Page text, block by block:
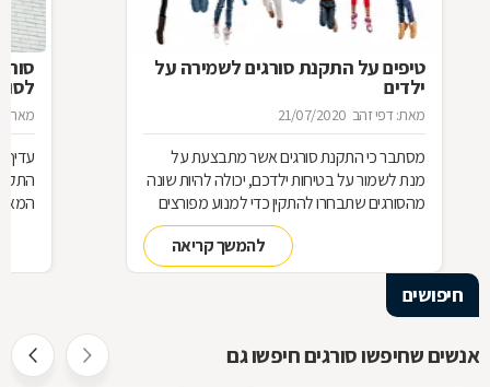
טיפים על התקנת סורגים לשמירה על
ילדים
מאת: דפי זהב 21/07/2020
מסתבר כי התקנת סורגים אשר מתבצעת על
מנת לשמור על בטיחות ילדכם, יכולה להיות שונה
מהסורגים שתבחרו להתקין כדי למנוע מפורצים
להיכנס לביתכם. אילו סורגים מתאימים לשמירה
על בטיחות ילדכם? מדוע חשוב להקפיד על
סורגים מגולוונים? כיצד ניתן למנוע היווצרות חלודה
על הסורגים? כל הטיפים לפניכם
להמשך קריאה
מאת:
חיפושים
אנשים שחיפשו סורגים חיפשו גם